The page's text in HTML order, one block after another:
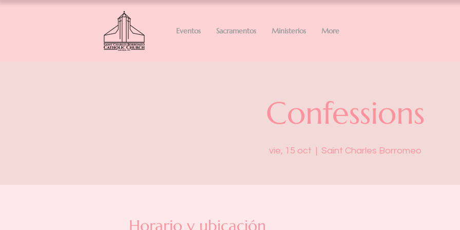
Eventos Sacramentos Ministerios More
Confessions
vie, 15 oct
  |
Saint Charles Borromeo
Horario y ubicación